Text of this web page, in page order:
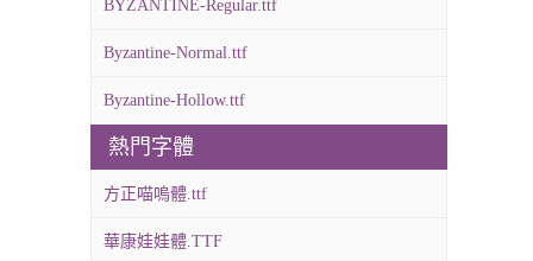
BYZANTINE-Regular.ttf
Byzantine-Normal.ttf
Byzantine-Hollow.ttf
熱門字體
方正喵嗚體.ttf
華康娃娃體.TTF